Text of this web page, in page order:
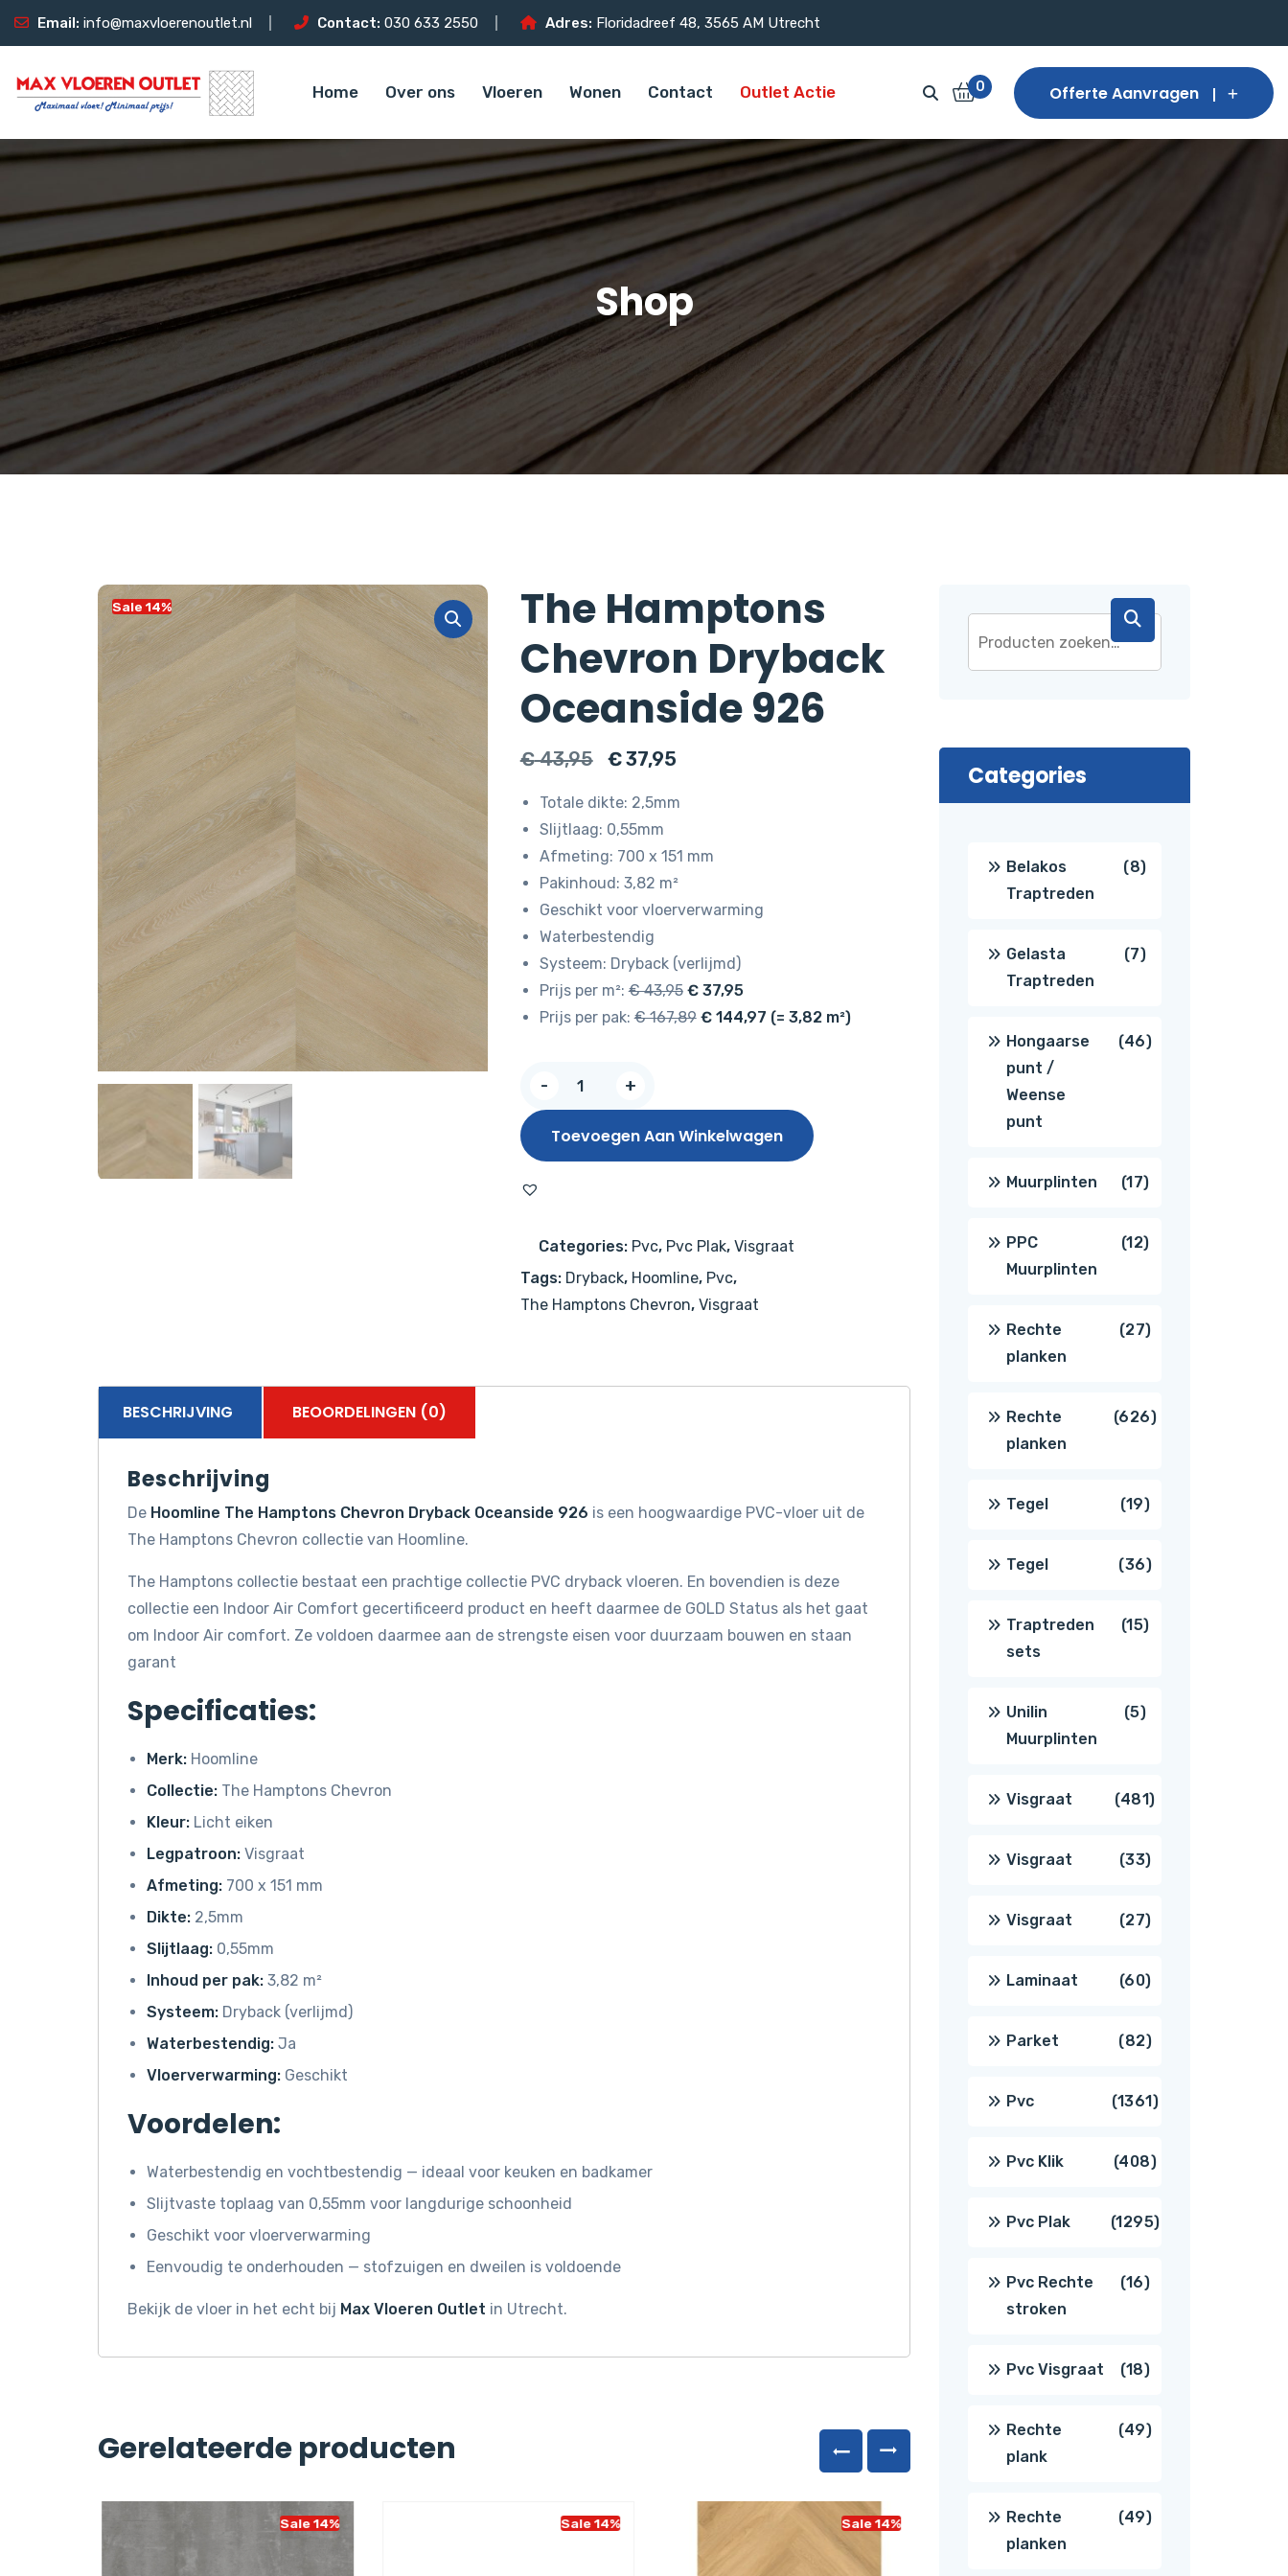
Email: info@maxvloerenoutlet.nl Contact: 030 633 2550 Adres: Floridadreef 48, 3565 AM Utrecht
Home Over ons Vloeren Wonen Contact Outlet Actie 0 Offerte Aanvragen
Shop
Sale 14%
The Hamptons
Chevron Dryback
Oceanside 926
€43,95
Oorspronkelijke
was:
€ 43,95.
€37,95Huidige
€ 37,95.
Totale dikte: 2,5mm
Slijtlaag: 0,55mm
Afmeting: 700 x 151 mm
Pakinhoud: 3,82 m²
Geschikt voor vloerverwarming
Waterbestendig
Systeem: Dryback (verlijmd)
Prijs per m²:€ 43,95 € 37,95
Prijs per pak:€ 167,89 € 144,97 (= 3,82 m²)
-
Chevron
Dryback
Oceanside
+
Toevoegen Aan Winkelwagen
Categories: Pvc, Pvc Plak, Visgraat
Tags: Dryback, Hoomline, Pvc,
The Hamptons Chevron, Visgraat
BESCHRIJVING BEOORDELINGEN (0)
Beschrijving
De Hoomline The Hamptons Chevron Dryback Oceanside 926 is een hoogwaardige PVC-vloer uit de
The Hamptons Chevron collectie van Hoomline.
The Hamptons collectie bestaat een prachtige collectie PVC dryback vloeren. En bovendien is deze
collectie een Indoor Air Comfort gecertificeerd product en heeft daarmee de GOLD Status als het gaat
om Indoor Air comfort. Ze voldoen daarmee aan de strengste eisen voor duurzaam bouwen en staan
garant
Specificaties:
Merk: Hoomline
Collectie: The Hamptons Chevron
Kleur: Licht eiken
Legpatroon: Visgraat
Afmeting: 700 x 151 mm
Dikte: 2,5mm
Slijtlaag: 0,55mm
Inhoud per pak: 3,82 m²
Systeem: Dryback (verlijmd)
Waterbestendig: Ja
Vloerverwarming: Geschikt
Voordelen:
Waterbestendig en vochtbestendig — ideaal voor keuken en badkamer
Slijtvaste toplaag van 0,55mm voor langdurige schoonheid
Geschikt voor vloerverwarming
Eenvoudig te onderhouden — stofzuigen en dweilen is voldoende
Bekijk de vloer in het echt bij Max Vloeren Outlet in Utrecht.
Gerelateerde producten
Sale 14% Sale 14% Sale 14% Sale 14%
Categories
Belakos
Traptreden
88
Gelasta
Traptreden
77
Hongaarse
punt /
Weense
punt
4646
Muurplinten 1717
producten
PPC
Muurplinten
1212
Rechte
planken
2727
Rechte
planken
626626
Tegel 1919
producten
Tegel 3636
producten
Traptreden
sets
1515
Unilin
Muurplinten
55
Visgraat 481481
Visgraat 3333
producten
Visgraat 2727
producten
Laminaat 6060
producten
Parket 8282
producten
Pvc 13611361
producten
Pvc Klik 408408
producten
Pvc Plak 12951295
Pvc Rechte
stroken
1616
Pvc Visgraat 1818
producten
Rechte
plank
4949
Rechte
planken
4949